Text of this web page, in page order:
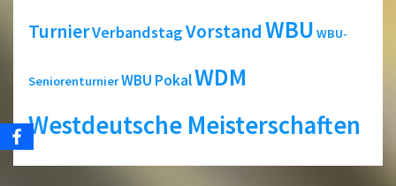
TurnierVerbandstagVorstandWBU WBU-
SeniorenturnierWBU PokalWDM
Westdeutsche Meisterschaften